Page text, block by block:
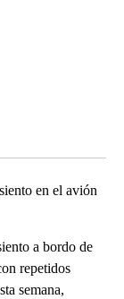
en el avión
a bordo de
repetidos
semana,